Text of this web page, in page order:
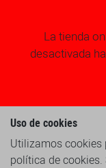
La tienda
desactivada
Uso de cookies
Utilizamos cookies
política de